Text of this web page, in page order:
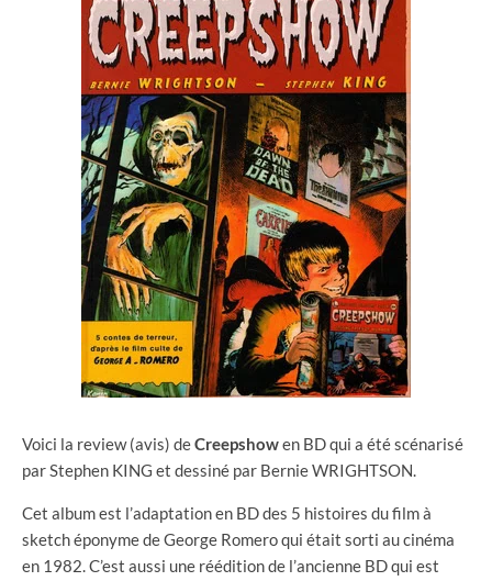
Voici la review (avis) deCreepshowen BD qui a été scénarisé
par Stephen KING et dessiné par Bernie WRIGHTSON.
Cet album est l’adaptation en BD des 5 histoires du film à
sketch éponyme de George Romero qui était sorti au cinéma
en 1982. C’est aussi une réédition de l’ancienne BD qui est